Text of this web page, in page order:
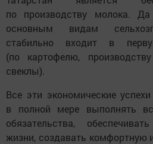
по производству молока.
основным видам
стабильно входит в
(по картофелю,
свеклы).
Все эти экономические
в полной мере выполнять
обязательства,
жизни, создавать комфортную